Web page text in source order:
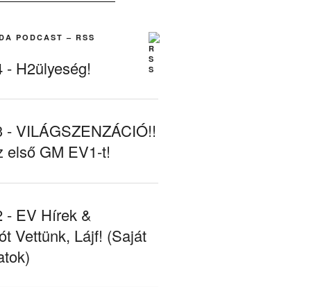
PODCAST – RSS
- H2ülyeség!
- VILÁGSZENZÁCIÓ!!
első GM EV1-t!
- EV Hírek &
Vettünk, Lájf! (Saját